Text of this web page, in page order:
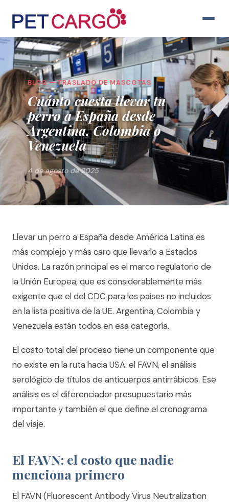
BLOG — TRASLADO DE MASCOTAS
Cuánto cuesta llevar tu
perro a España desde
Argentina, Colombia o
Venezuela
4 de agosto de 2025
Llevar un perro a España desde América Latina es
más complejo y más caro que llevarlo a Estados
Unidos. La razón principal es el marco regulatorio de
la Unión Europea, que es considerablemente más
exigente que el del CDC para los países no incluidos
en la lista positiva de la UE. Argentina, Colombia y
Venezuela están todos en esa categoría.
El costo total del proceso tiene un componente que
no existe en la ruta hacia USA: el FAVN, el análisis
serológico de títulos de anticuerpos antirrábicos. Ese
análisis es el diferenciador presupuestario más
importante y también el que define el cronograma
del viaje.
El FAVN: el costo que nadie
menciona primero
El FAVN (Fluorescent Antibody Virus Neutralization